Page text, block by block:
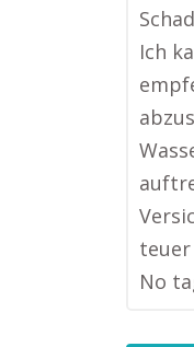
Ich
teuer
No